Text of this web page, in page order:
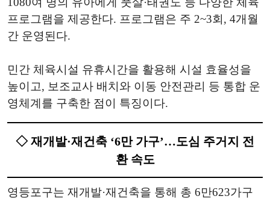
프로그램을 제공한다. 프로그램은 주 2~3회, 4개월
간 운영된다.
민간 체육시설 유휴시간을 활용해 시설 효율성을
높이고, 보조교사 배치와 이동 안전관리 등 통합 운
영체계를 구축한 점이 특징이다.
◇ 재개발·재건축 ‘6만 가구’…도심 주거지 전
환 속도
영등포구는 재개발·재건축을 통해 총 6만623가구